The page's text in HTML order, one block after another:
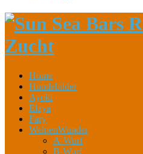
Home
Hundebilder
Ayoki
Elaya
Fary
WelpenWunder
A-Wurf
B-Wurf